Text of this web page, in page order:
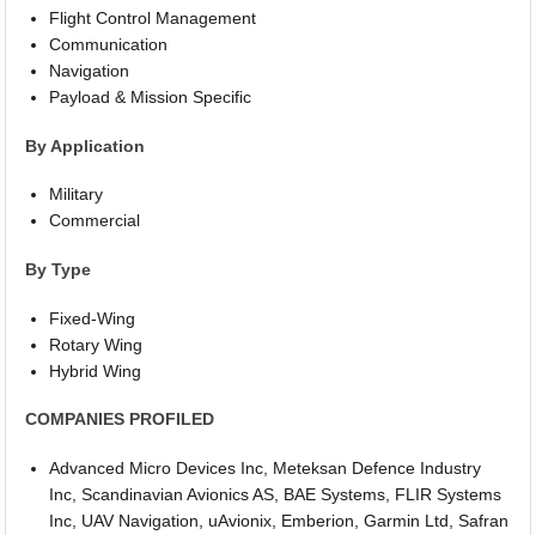
Flight Control Management
Communication
Navigation
Payload & Mission Specific
By Application
Military
Commercial
By Type
Fixed-Wing
Rotary Wing
Hybrid Wing
COMPANIES PROFILED
Advanced Micro Devices Inc, Meteksan Defence Industry
Inc, Scandinavian Avionics AS, BAE Systems, FLIR Systems
Inc, UAV Navigation, uAvionix, Emberion, Garmin Ltd, Safran